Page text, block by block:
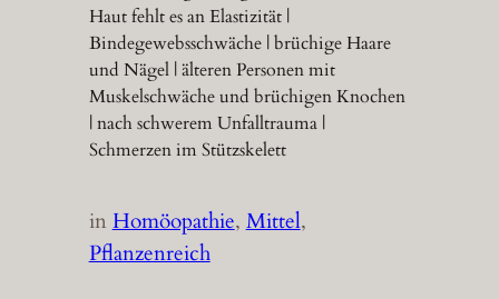
Haut fehlt es an Elastizität |
Bindegewebsschwäche | brüchige Haare
und Nägel | älteren Personen mit
Muskelschwäche und brüchigen Knochen
| nach schwerem Unfalltrauma |
Schmerzen im Stützskelett
inHomöopathie, Mittel
Pflanzenreich